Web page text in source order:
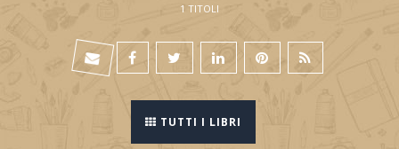
1 TITOLI
TUTTI I LIBRI